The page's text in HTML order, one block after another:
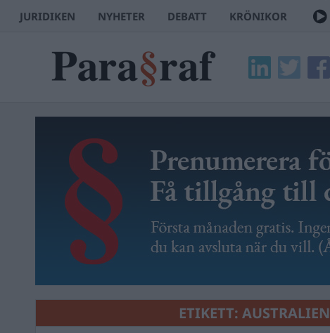
JURIDIKEN NYHETER DEBATT KRÖNIKOR
ETIKETT: AUSTRALIEN